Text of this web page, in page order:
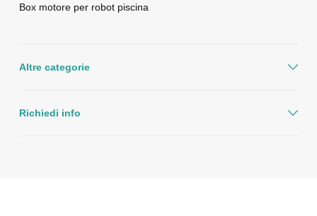
Box motore per robot piscina
Altre categorie
Richiedi info